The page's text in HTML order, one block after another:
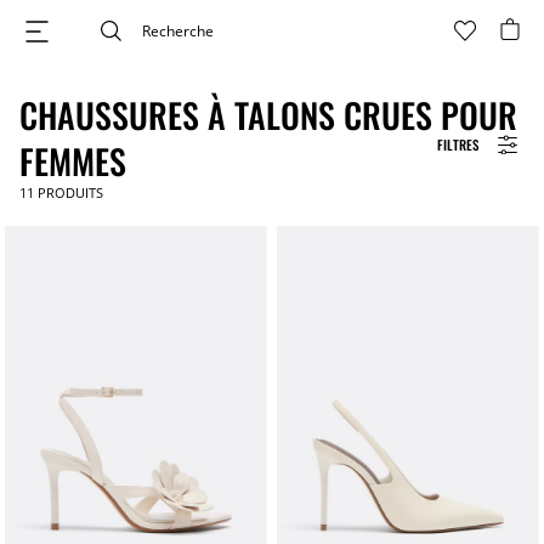
FILTRES
CHAUSSURES À TALONS CRUES POUR
FEMMES
11 PRODUITS